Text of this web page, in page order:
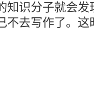
知识分子就会
不去写作了。